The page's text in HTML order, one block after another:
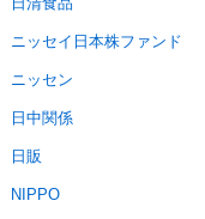
ニッセイ日本株ファンド
ニッセン
日中関係
日販
NIPPO